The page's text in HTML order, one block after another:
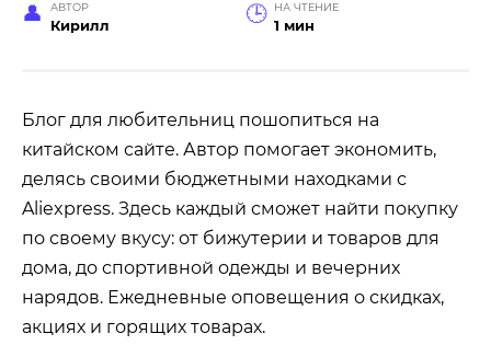
АВТОР
Кирилл
НА ЧТЕНИЕ
1 мин
Блог для любительниц пошопиться на
китайском сайте. Автор помогает экономить,
делясь своими бюджетными находками с
Aliexpress. Здесь каждый сможет найти покупку
по своему вкусу: от бижутерии и товаров для
дома, до спортивной одежды и вечерних
нарядов. Ежедневные оповещения о скидках,
акциях и горящих товарах.